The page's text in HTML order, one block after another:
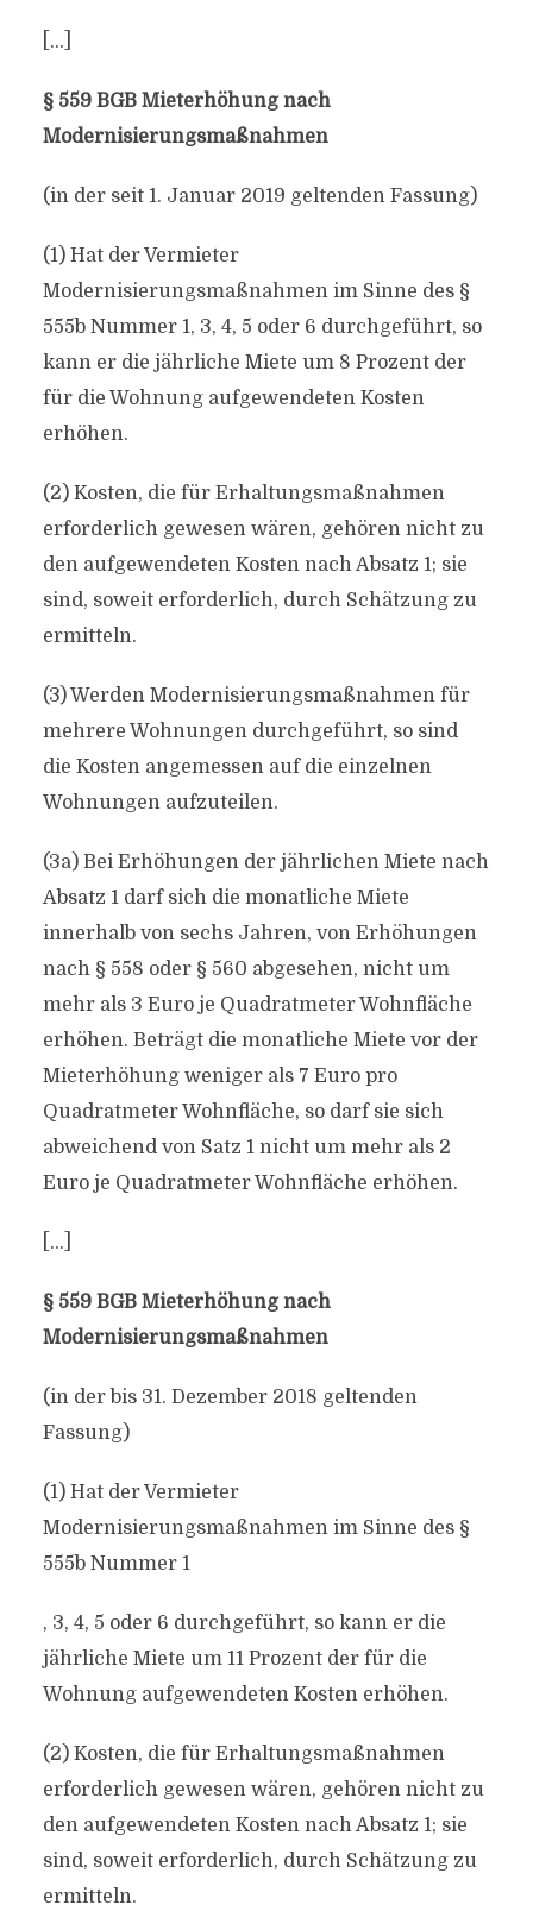
[…]
§ 559 BGB Mieterhöhung nach
Modernisierungsmaßnahmen
(in der seit 1. Januar 2019 geltenden Fassung)
(1) Hat der Vermieter
Modernisierungsmaßnahmen im Sinne des §
555b Nummer 1, 3, 4, 5 oder 6 durchgeführt, so
kann er die jährliche Miete um 8 Prozent der
für die Wohnung aufgewendeten Kosten
erhöhen.
(2) Kosten, die für Erhaltungsmaßnahmen
erforderlich gewesen wären, gehören nicht zu
den aufgewendeten Kosten nach Absatz 1; sie
sind, soweit erforderlich, durch Schätzung zu
ermitteln.
(3) Werden Modernisierungsmaßnahmen für
mehrere Wohnungen durchgeführt, so sind
die Kosten angemessen auf die einzelnen
Wohnungen aufzuteilen.
(3a) Bei Erhöhungen der jährlichen Miete nach
Absatz 1 darf sich die monatliche Miete
innerhalb von sechs Jahren, von Erhöhungen
nach § 558 oder § 560 abgesehen, nicht um
mehr als 3 Euro je Quadratmeter Wohnfläche
erhöhen. Beträgt die monatliche Miete vor der
Mieterhöhung weniger als 7 Euro pro
Quadratmeter Wohnfläche, so darf sie sich
abweichend von Satz 1 nicht um mehr als 2
Euro je Quadratmeter Wohnfläche erhöhen.
[…]
§ 559 BGB Mieterhöhung nach
Modernisierungsmaßnahmen
(in der bis 31. Dezember 2018 geltenden
Fassung)
(1) Hat der Vermieter
Modernisierungsmaßnahmen im Sinne des §
555b Nummer 1
, 3, 4, 5 oder 6 durchgeführt, so kann er die
jährliche Miete um 11 Prozent der für die
Wohnung aufgewendeten Kosten erhöhen.
(2) Kosten, die für Erhaltungsmaßnahmen
erforderlich gewesen wären, gehören nicht zu
den aufgewendeten Kosten nach Absatz 1; sie
sind, soweit erforderlich, durch Schätzung zu
ermitteln.